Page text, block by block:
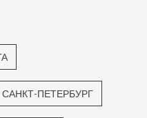
САНКТ-ПЕТЕРБУРГ